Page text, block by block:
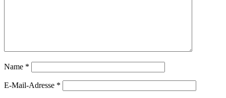
Name *
E-Mail-Adresse *